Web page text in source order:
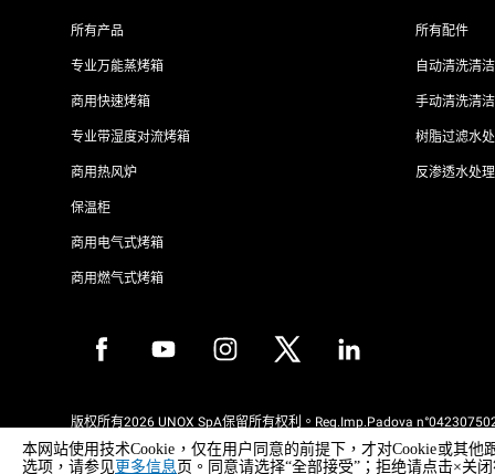
所有产品
专业万能蒸烤箱
商用快速烤箱
专业带湿度对流烤箱
商用热风炉
保温柜
商用电气式烤箱
商用燃气式烤箱
所有配件
自动清洗清洁
手动清洗清洁
树脂过滤水
反渗透水处理
版权所有2026 UNOX SpA保留所有权利。Reg.Imp.Padova
WEEE Reg. No. IT08020000000377
本网站使用技术Cookie，仅在用户同意的前提下，才对Cookie或其
选项，请参见更多信息 页。同意请选择“全部接受”；拒绝请点击×关闭